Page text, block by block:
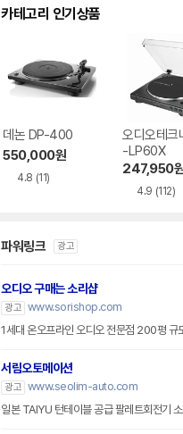
카테고리 인기상품
데논 DP-400
550,000원
4.8 (11)
오디오테크
-LP60X
247,950
4.9 (112)
파워링크 광고
오디오 구매는 소리샵
광고 www.sorishop.com
1세대 온오프라인 오디오 전문점 200평 규
서림오토메이션
광고 www.seolim-auto.com
일본 TAIYU 턴테이블 공급 팔레트회전기